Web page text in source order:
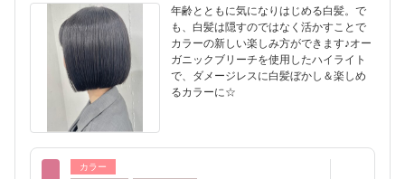
年齢とともに気になりはじめる白髪。で
も、白髪は隠すのではなく活かすことで
カラーの新しい楽しみ方ができます♪オー
ガニックブリーチを使用したハイライト
で、ダメージレスに白髪ぼかし＆楽しめ
るカラーに☆
カラー